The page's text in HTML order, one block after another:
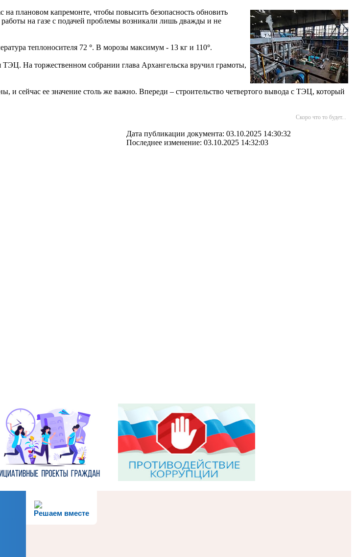
на плановом капремонте, чтобы повысить безопасность обновить
работы на газе с подачей проблемы возникали лишь дважды и не
теплоносителя 72 °. В морозы максимум - 13 кг и 110°.
На торжественном собрании глава Архангельска вручил грамоты,
сейчас ее значение столь же важно. Впереди – строительство четвертого вывода с ТЭЦ, который
Скоро что то будет...
Дата публикации документа: 03.10.2025 14:30:32
Последнее изменение: 03.10.2025 14:32:03
Решаем вместе